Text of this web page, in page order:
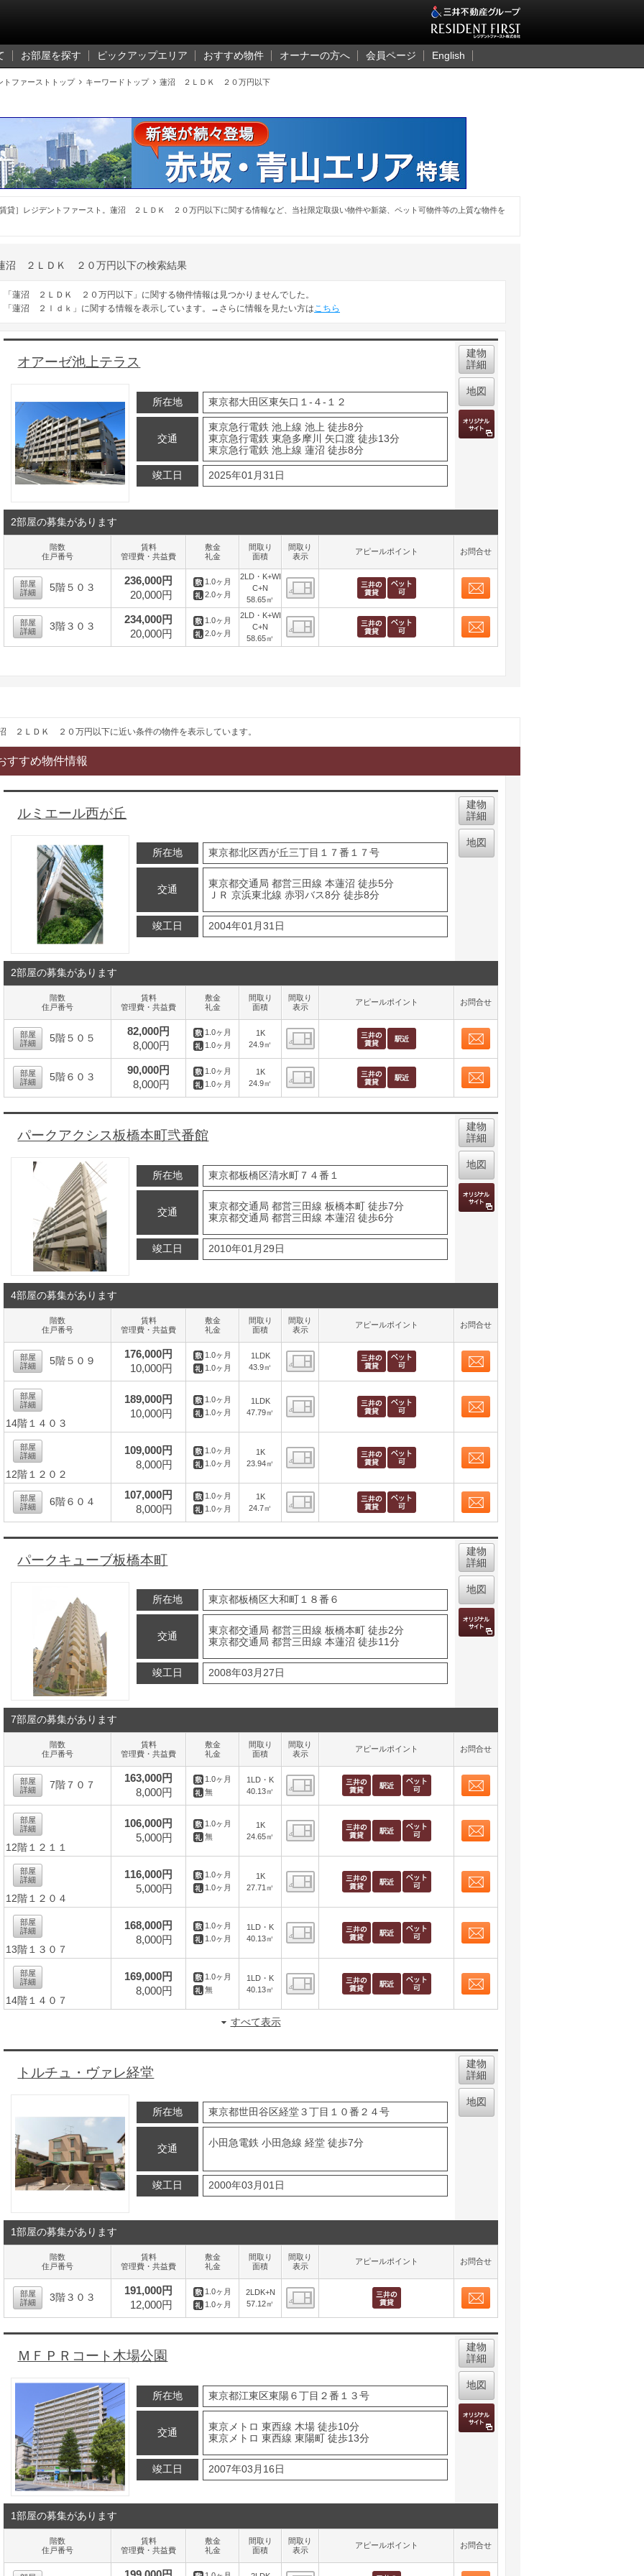
お部屋を探す ピックアップエリア おすすめ物件 オーナーの方へ 会員ページ English
トファーストトップ  キーワードトップ  蓮沼 ２ＬＤＫ ２０万円以下
貸］レジデントファースト。蓮沼 ２ＬＤＫ ２０万円以下に関する情報など、当社限定取扱い物件や新築、ペット可物件等の上質な物件を
沼 ２ＬＤＫ ２０万円以下の検索結果
「蓮沼 ２ＬＤＫ ２０万円以下」に関する物件情報は見つかりませんでした。
「蓮沼 ２ｌｄｋ」に関する情報を表示しています。→さらに情報を見たい方はこちら
オアーゼ池上テラス
所在地 東京都大田区東矢口１-４-１２
交通
東京急行電鉄 池上線 池上 徒歩8分
東京急行電鉄 東急多摩川 矢口渡 徒歩13分
東京急行電鉄 池上線 蓮沼 徒歩8分
竣工日 2025年01月31日
建物
詳細
地図
2部屋の募集があります
階数
住戸番号
賃料
管理費・共益費
敷金
礼金
間取り
面積
間取り
表示
アピールポイント お問合せ
部屋
詳細
5階５０３
236,000円
20,000円
1.0ヶ月
2.0ヶ月
2LD・K+WI
C+N
58.65㎡
間取り表示
部屋
詳細
3階３０３
234,000円
20,000円
1.0ヶ月
2.0ヶ月
2LD・K+WI
C+N
58.65㎡
間取り表示
２ＬＤＫ ２０万円以下に近い条件の物件を表示しています。
すすめ物件情報
ルミエール西が丘
所在地 東京都北区西が丘三丁目１７番１７号
交通
東京都交通局 都営三田線 本蓮沼 徒歩5分
ＪＲ 京浜東北線 赤羽バス8分 徒歩8分
竣工日 2004年01月31日
建物
詳細
地図
2部屋の募集があります
階数
住戸番号
賃料
管理費・共益費
敷金
礼金
間取り
面積
間取り
表示
アピールポイント お問合せ
部屋
詳細
5階５０５
82,000円
8,000円
1.0ヶ月
1.0ヶ月
1K
24.9㎡
間取り表示
部屋
詳細
5階６０３
90,000円
8,000円
1.0ヶ月
1.0ヶ月
1K
24.9㎡
間取り表示
パークアクシス板橋本町弐番館
所在地 東京都板橋区清水町７４番１
交通
東京都交通局 都営三田線 板橋本町 徒歩7分
東京都交通局 都営三田線 本蓮沼 徒歩6分
竣工日 2010年01月29日
建物
詳細
地図
4部屋の募集があります
階数
住戸番号
賃料
管理費・共益費
敷金
礼金
間取り
面積
間取り
表示
アピールポイント お問合せ
部屋
詳細
5階５０９
176,000円
10,000円
1.0ヶ月
1.0ヶ月
1LDK
43.9㎡
間取り表示
部屋
詳細
14階１４０３
189,000円
10,000円
1.0ヶ月
1.0ヶ月
1LDK
47.79㎡
部屋
詳細
12階１２０２
109,000円
8,000円
1.0ヶ月
1.0ヶ月
1K
23.94㎡
部屋
詳細
6階６０４
107,000円
8,000円
1.0ヶ月
1.0ヶ月
1K
24.7㎡
間取り表示
パークキューブ板橋本町
所在地 東京都板橋区大和町１８番６
交通
東京都交通局 都営三田線 板橋本町 徒歩2分
東京都交通局 都営三田線 本蓮沼 徒歩11分
竣工日 2008年03月27日
建物
詳細
地図
7部屋の募集があります
階数
住戸番号
賃料
管理費・共益費
敷金
礼金
間取り
面積
間取り
表示
アピールポイント お問合せ
部屋
詳細
7階７０７
163,000円
8,000円
1.0ヶ月
無
1LD・K
40.13㎡
間取り表示
部屋
詳細
12階１２１１
106,000円
5,000円
1.0ヶ月
無
1K
24.65㎡
部屋
詳細
12階１２０４
116,000円
5,000円
1.0ヶ月
1.0ヶ月
1K
27.71㎡
部屋
詳細
13階１３０７
168,000円
8,000円
1.0ヶ月
1.0ヶ月
1LD・K
40.13㎡
部屋
詳細
14階１４０７
169,000円
8,000円
1.0ヶ月
無
1LD・K
40.13㎡
すべて表示
トルチュ・ヴァレ経堂
所在地 東京都世田谷区経堂３丁目１０番２４号
交通
小田急電鉄 小田急線 経堂 徒歩7分
竣工日 2000年03月01日
建物
詳細
地図
1部屋の募集があります
階数
住戸番号
賃料
管理費・共益費
敷金
礼金
間取り
面積
間取り
表示
アピールポイント お問合せ
部屋
詳細
3階３０３
191,000円
12,000円
1.0ヶ月
1.0ヶ月
2LDK+N
57.12㎡
間取り表示
ＭＦＰＲコート木場公園
所在地 東京都江東区東陽６丁目２番１３号
交通
東京メトロ 東西線 木場 徒歩10分
東京メトロ 東西線 東陽町 徒歩13分
竣工日 2007年03月16日
建物
詳細
地図
1部屋の募集があります
階数
住戸番号
賃料
管理費・共益費
敷金
礼金
間取り
面積
間取り
表示
アピールポイント お問合せ